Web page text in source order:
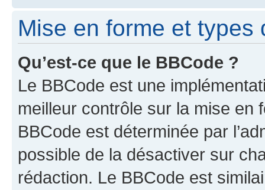
Mise en forme et types
Qu’est-ce que le BBCode ?
Le BBCode est une
meilleur contrôle sur la mise en
BBCode est déterminée par
possible de la désactiver sur
rédaction. Le BBCode est